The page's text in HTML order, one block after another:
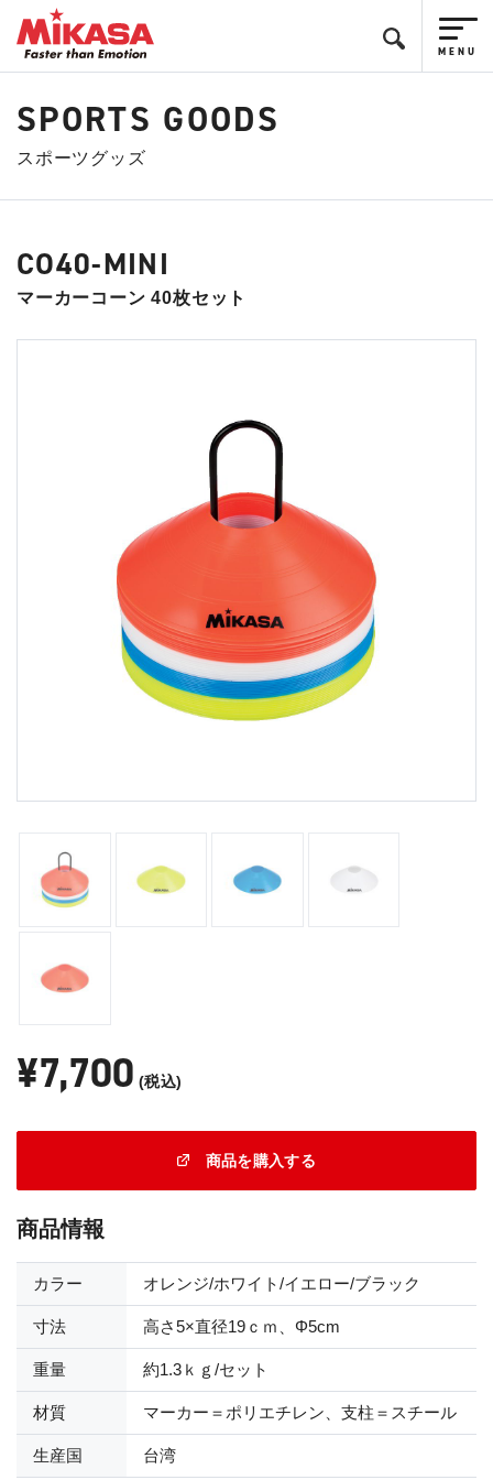
SPORTS GOODS
スポーツグッズ
CO40-MINI
マーカーコーン 40枚セット
¥7,700 (税込)
商品を購入する
商品情報
カラー オレンジ/ホワイト/イエロー/ブラック
寸法 高さ5×直径19ｃｍ、Φ5cm
重量 約1.3ｋｇ/セット
材質 マーカー＝ポリエチレン、支柱＝スチール
生産国 台湾